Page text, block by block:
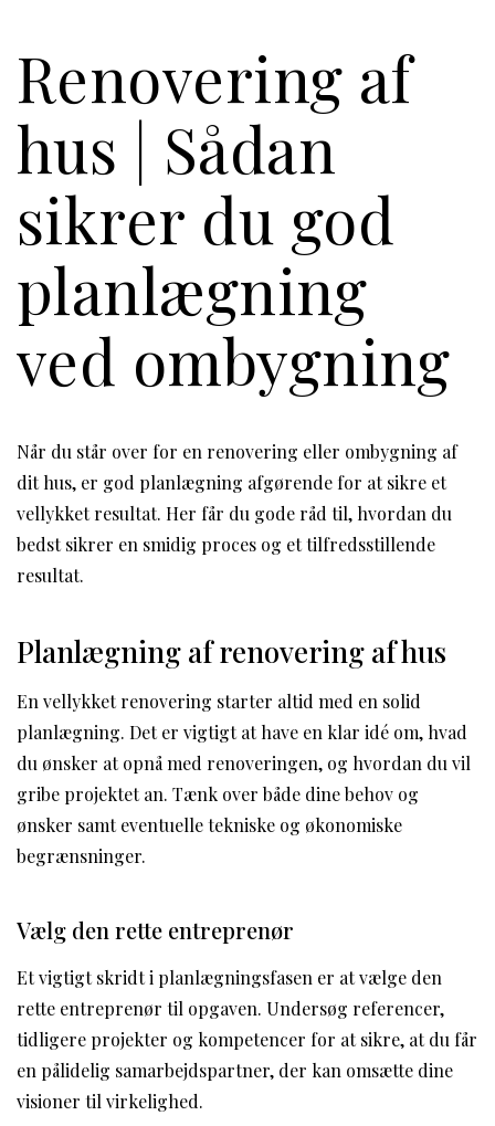
Renovering af
hus | Sådan
sikrer du god
planlægning
ved ombygning
Når du står over for en renovering eller ombygning af
dit hus, er god planlægning afgørende for at sikre et
vellykket resultat. Her får du gode råd til, hvordan du
bedst sikrer en smidig proces og et tilfredsstillende
resultat.
Planlægning af renovering af hus
En vellykket renovering starter altid med en solid
planlægning. Det er vigtigt at have en klar idé om, hvad
du ønsker at opnå med renoveringen, og hvordan du vil
gribe projektet an. Tænk over både dine behov og
ønsker samt eventuelle tekniske og økonomiske
begrænsninger.
Vælg den rette entreprenør
Et vigtigt skridt i planlægningsfasen er at vælge den
rette entreprenør til opgaven. Undersøg referencer,
tidligere projekter og kompetencer for at sikre, at du får
en pålidelig samarbejdspartner, der kan omsætte dine
visioner til virkelighed.